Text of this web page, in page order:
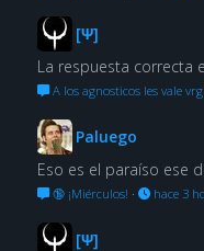
[Ψ]
La respuesta correcta
A los agnosticos les vale vrg
Paluego
Eso es el paraíso ese
🔞 ¡Miérculos! · hace 3
[Ψ]